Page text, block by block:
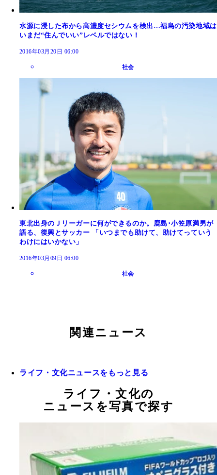
水源に浸した布から高濃度セシウムを検出…福島の汚染地域は
いまだ“住んでいい”レベルではない！
2016年03月20日 06:00
社会
東北出身のＪリーガーに何ができるのか。鹿島･小笠原満男が
語る、復興とサッカー 「いつまでも助けて、助けてっていう
わけにはいかない」
2016年03月09日 06:00
社会
関連ニュース
ライフ・文化ニュースをもっと見る
ライフ・文化の
ニュースを写真で探す